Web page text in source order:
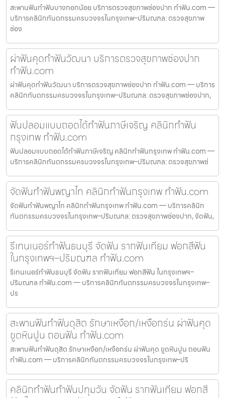
สะพานฟันทำฟันบางกอกน้อย บริการตรวจสุขภาพช่องปาก ทำฟัน.com —
บริการคลินิกทันตกรรมครบวงจรในกรุงเทพ–ปริมณฑล: ตรวจสุขภาพ
ช่อง
ผ่าฟันคุดทำฟันวัฒนา บริการตรวจสุขภาพช่องปาก
ทำฟัน.com
ผ่าฟันคุดทำฟันวัฒนา บริการตรวจสุขภาพช่องปาก ทำฟัน.com — บริการ
คลินิกทันตกรรมครบวงจรในกรุงเทพ–ปริมณฑล: ตรวจสุขภาพช่องปาก,
ฟันปลอมแบบถอดได้ทำฟันภาษีเจริญ คลินิกทำฟัน
กรุงเทพ ทำฟัน.com
ฟันปลอมแบบถอดได้ทำฟันภาษีเจริญ คลินิกทำฟันกรุงเทพ ทำฟัน.com —
บริการคลินิกทันตกรรมครบวงจรในกรุงเทพ–ปริมณฑล: ตรวจสุขภาพช่
จัดฟันทำฟันพญาไท คลินิกทำฟันกรุงเทพ ทำฟัน.com
จัดฟันทำฟันพญาไท คลินิกทำฟันกรุงเทพ ทำฟัน.com — บริการคลินิก
ทันตกรรมครบวงจรในกรุงเทพ–ปริมณฑล: ตรวจสุขภาพช่องปาก, จัดฟัน,
รีเทนเนอร์ทำฟันธนบุรี จัดฟัน รากฟันเทียม ฟอกสีฟัน
ในกรุงเทพฯ–ปริมณฑล ทำฟัน.com
รีเทนเนอร์ทำฟันธนบุรี จัดฟัน รากฟันเทียม ฟอกสีฟัน ในกรุงเทพฯ–
ปริมณฑล ทำฟัน.com — บริการคลินิกทันตกรรมครบวงจรในกรุงเทพ–
ปร
สะพานฟันทำฟันดุสิต รักษาเหงือก/เหงือกร่น ผ่าฟันคุด
ขูดหินปูน ถอนฟัน ทำฟัน.com
สะพานฟันทำฟันดุสิต รักษาเหงือก/เหงือกร่น ผ่าฟันคุด ขูดหินปูน ถอนฟัน
ทำฟัน.com — บริการคลินิกทันตกรรมครบวงจรในกรุงเทพ–ปริ
คลินิกทำฟันทำฟันปทุมวัน จัดฟัน รากฟันเทียม ฟอกสี